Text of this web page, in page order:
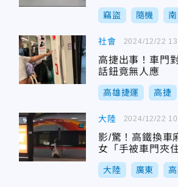
竊盜 隨機
社會
高捷出事！車門
話鈕竟無人應
高雄捷運 高捷
2024/12/22
大陸
影/驚！高鐵換
女「手被車門夾
大陸 廣東
2024/12/22